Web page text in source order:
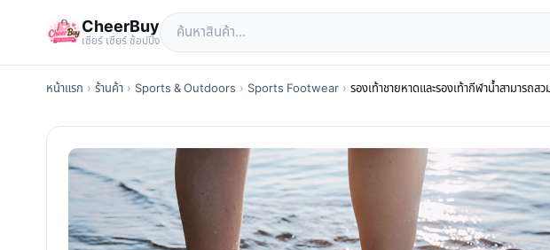
CheerBuy
เซียร์ เซียร์ ช้อปปิ้ง
หน้าแรก › ร้านค้า › Sports & Outdoors › Sports Footwear › รองเท้าชายหาดและรองเท้ากีฬาน้ำสามารถ